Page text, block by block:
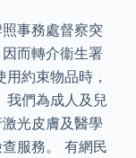
事務處督察突
而轉介衞生署
約束物品時，
我們為成人及兒
光皮膚及醫學
服務。 有網民